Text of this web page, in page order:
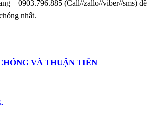
– 0903.796.885 (Call//zallo//viber//sms)
nhất.
VÀ THUẬN TIÊN